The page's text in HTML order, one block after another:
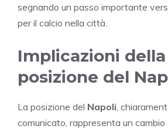
segnando un passo importante
per il calcio nella città.
Implicazioni della
posizione del
La posizione del Napoli ,
comunicato, rappresenta un